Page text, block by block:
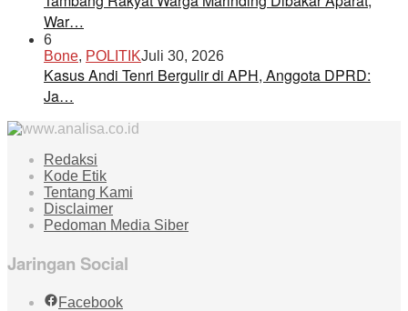
War…
6
Bone, POLITIKJuli 30, 2026
Kasus Andi Tenri Bergulir di APH, Anggota DPRD:
Ja…
Redaksi
Kode Etik
Tentang Kami
Disclaimer
Pedoman Media Siber
Jaringan Social
Facebook